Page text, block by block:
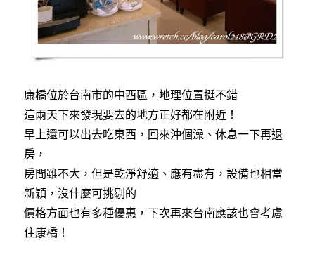
康橋位於台南市的中西區，地理位置挺不錯
這兩天下來發現要去的地方正好都在附近！
早上還可以出去吃東西，回來沖個澡、休息一下再退
房，
房間雖不大，但是乾淨舒適、應有盡有，設備也相當
新穎，沒什麼可挑剔的
價格方面也有多種優惠，下次再來台南應該也會考慮
住康橋！